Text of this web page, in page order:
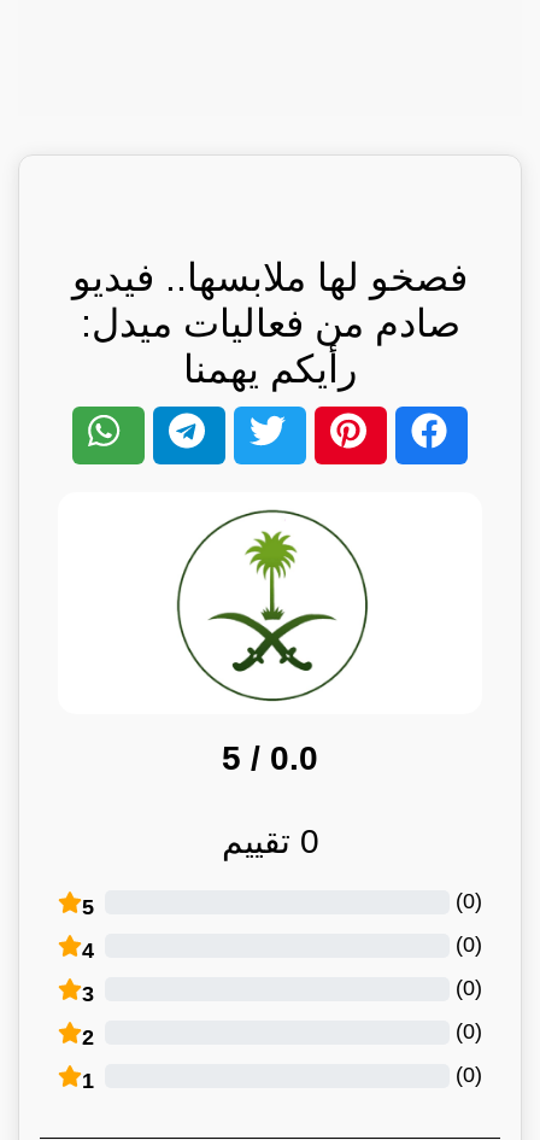
فصخو لها ملابسها.. فيديو
صادم من فعاليات ميدل:
رأيكم يهمنا
0.0
/ 5
0 تقييم
5 (
0
)
4 (
0
)
3 (
0
)
2 (
0
)
1 (
0
)